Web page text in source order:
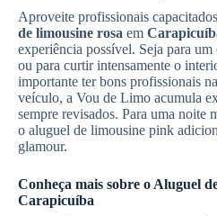
Aproveite profissionais
de limousine rosa em
experiência possível. Seja para
ou para curtir intensamente o
importante ter bons profissionais
veículo, a Vou de Limo acumula
sempre revisados. Para uma noite
o aluguel de limousine pink
glamour.
Conheça mais sobre o Aluguel
Carapicuíba